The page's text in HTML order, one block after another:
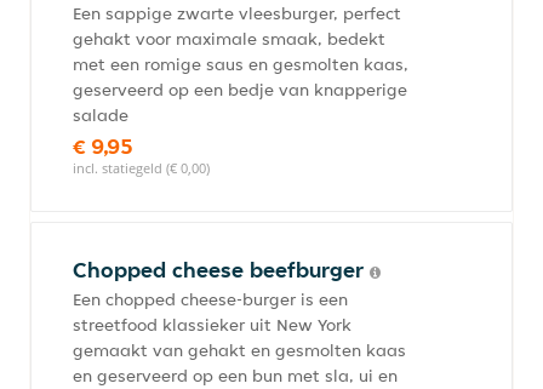
Een sappige zwarte vleesburger, perfect
gehakt voor maximale smaak, bedekt
met een romige saus en gesmolten kaas,
geserveerd op een bedje van knapperige
salade
€ 9,95
incl. statiegeld (€ 0,00)
Chopped cheese beefburger
Een chopped cheese-burger is een
streetfood klassieker uit New York
gemaakt van gehakt en gesmolten kaas
en geserveerd op een bun met sla, ui en